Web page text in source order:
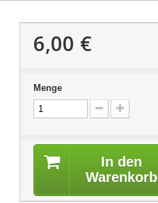
6,00 €
Menge
In den
Warenkorb